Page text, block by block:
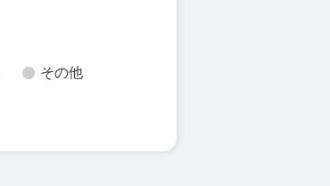
その他